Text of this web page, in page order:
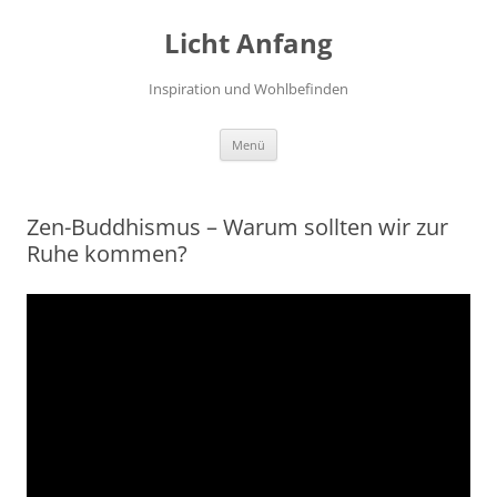
Licht Anfang
Inspiration und Wohlbefinden
Menü
Zen-Buddhismus – Warum sollten wir zur
Ruhe kommen?